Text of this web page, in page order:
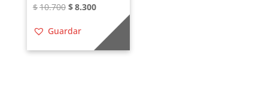
$10.700 El
original
era:
$8.300El
precio
actual
es:
Guardar